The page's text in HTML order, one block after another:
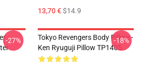
13,70 €$14.9
-
-27%
Tokyo Revengers Body Pillow -
Ken Ryuguji Pillow TP1405
-18%